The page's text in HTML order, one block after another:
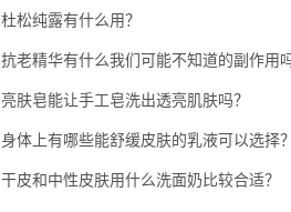
杜松纯露有什么用？
抗老精华有什么我们可能不知道的副作用吗
亮肤皂能让手工皂洗出透亮肌肤吗？
身体上有哪些能舒缓皮肤的乳液可以选择？
干皮和中性皮肤用什么洗面奶比较合适？